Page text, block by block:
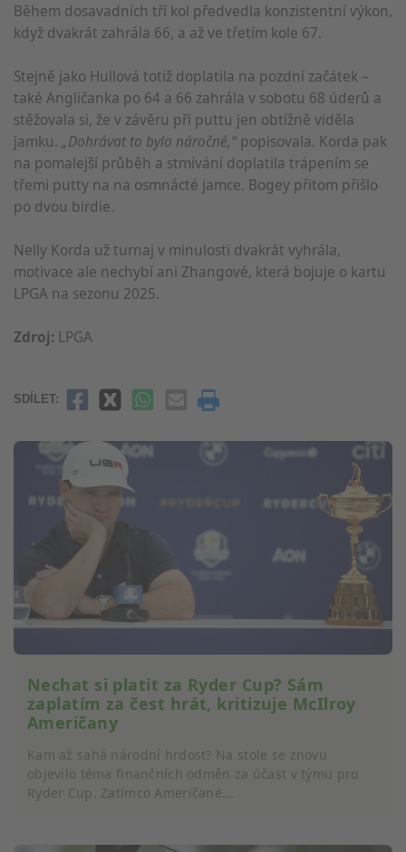
Během dosavadních tří kol předvedla konzistentní výkon,
když dvakrát zahrála 66, a až ve třetím kole 67.
Stejně jako Hullová totiž doplatila na pozdní začátek –
také Angličanka po 64 a 66 zahrála v sobotu 68 úderů a
stěžovala si, že v závěru při puttu jen obtížně viděla
jamku. „Dohrávat to bylo náročné,“popisovala. Korda pak
na pomalejší průběh a stmívání doplatila trápením se
třemi putty na na osmnácté jamce. Bogey přitom přišlo
po dvou birdie.
Nelly Korda už turnaj v minulosti dvakrát vyhrála,
motivace ale nechybí ani Zhangové, která bojuje o kartu
LPGA na sezonu 2025.
Zdroj: LPGA
SDÍLET:
Nechat si platit za Ryder Cup? Sám
zaplatím za čest hrát, kritizuje McIlroy
Američany
Kam až sahá národní hrdost? Na stole se znovu
objevilo téma finančních odměn za účast v týmu pro
Ryder Cup. Zatímco Američané...